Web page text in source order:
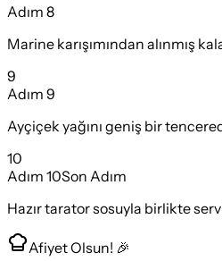
Adım 8
Marine karışımından alınmış
9
Adım 9
Ayçiçek yağını geniş bir
10
Adım 10Son Adım
Hazır tarator sosuyla birlikte
Afiyet Olsun! 🎉